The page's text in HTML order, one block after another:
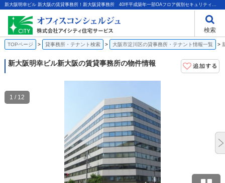
検索
新大阪明幸ビル 新大阪の賃貸事務所！新大阪貸事務所 40坪平成築年一部OAフロア個別セキュリティ光ファイバー｜株式会社アイシティ住宅サービス
TOPページ 貸事務所・テナント検索 大阪市淀川区の貸事務所・テナント情報一覧
新大阪明幸ビル新大阪の賃貸事務所の物件情報
1 / 12